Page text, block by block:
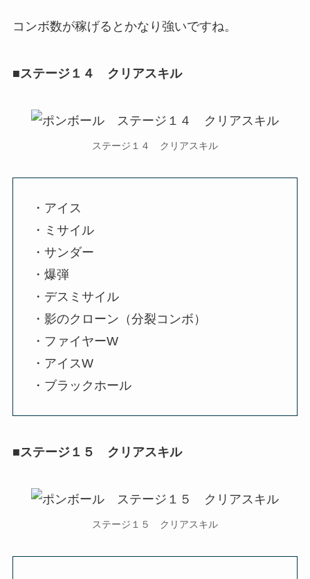
コンボ数が稼げるとかなり強いですね。
■ステージ１４ クリアスキル
ステージ１４ クリアスキル
・アイス
・ミサイル
・サンダー
・爆弾
・デスミサイル
・影のクローン（分裂コンボ）
・ファイヤーW
・アイスW
・ブラックホール
■ステージ１５ クリアスキル
ステージ１５ クリアスキル